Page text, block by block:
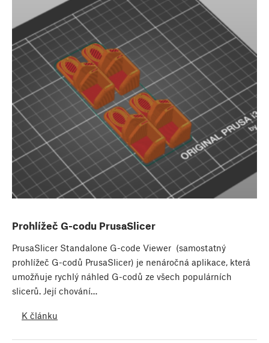
Prohlížeč G-codu PrusaSlicer
PrusaSlicer Standalone G-code Viewer (samostatný
prohlížeč G-codů PrusaSlicer) je nenáročná aplikace, která
umožňuje rychlý náhled G-codů ze všech populárních
slicerů. Její chování…
K článku